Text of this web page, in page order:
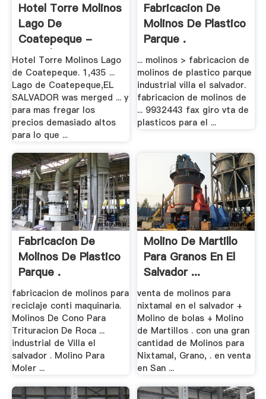
Hotel Torre Molinos
Lago De
Coatepeque -
Hotel | .
Hotel Torre Molinos Lago
de Coatepeque. 1,435 ...
Lago de Coatepeque,EL
SALVADOR was merged ... y
para mas fregar los
precios demasiado altos
para lo que ...
Fabricacion De
Molinos De Plastico
Parque .
... molinos > fabricacion de
molinos de plastico parque
industrial villa el salvador.
fabricacion de molinos de
... 9932443 fax giro vta de
plasticos para el ...
Fabricacion De
Molinos De Plastico
Parque .
fabricacion de molinos para
reciclaje conti maquinaria.
Molinos De Cono Para
Trituracion De Roca ...
industrial de Villa el
salvador . Molino Para
Moler ...
Molino De Martillo
Para Granos En El
Salvador ...
venta de molinos para
nixtamal en el salvador +
Molino de bolas + Molino
de Martillos . con una gran
cantidad de Molinos para
Nixtamal, Grano, . en venta
en San ...